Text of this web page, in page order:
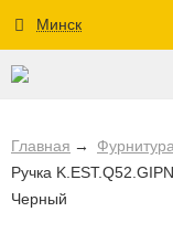
Минск
Главная Фурнитура
Ручка
Черный